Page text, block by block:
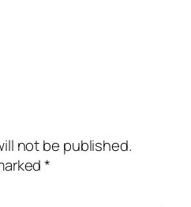
not be published.
*